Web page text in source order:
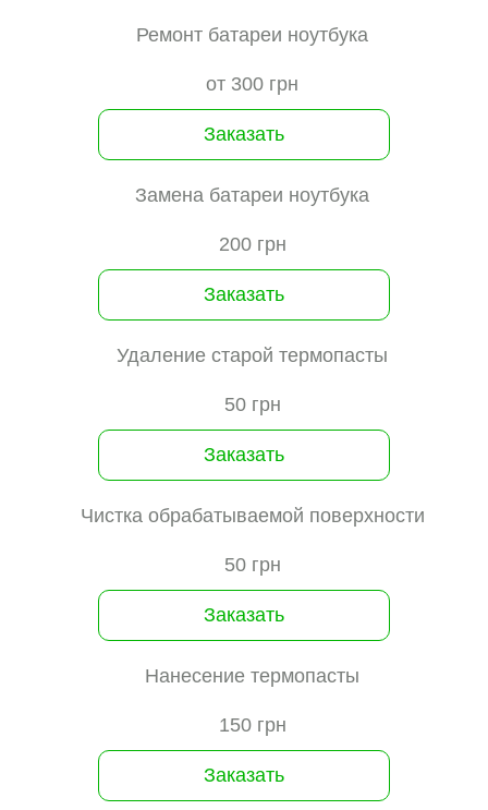
Ремонт батареи ноутбука
от 300 грн
Заказать
Замена батареи ноутбука
200 грн
Заказать
Удаление старой термопасты
50 грн
Заказать
Чистка обрабатываемой поверхности
50 грн
Заказать
Нанесение термопасты
150 грн
Заказать